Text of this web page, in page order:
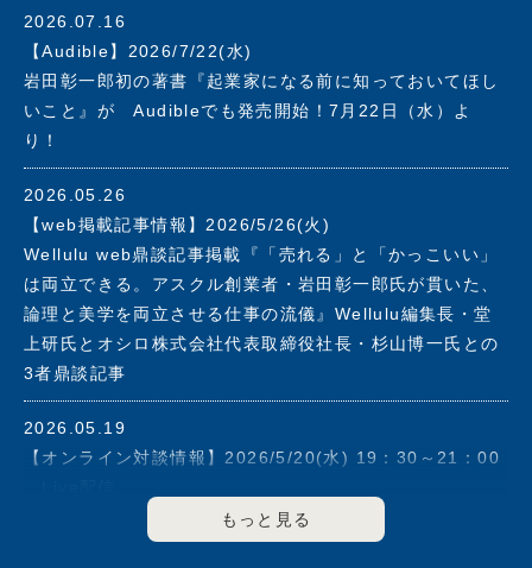
超えたｅコマースサービスまでその事業領域を拡大する。
2019年アスクル社長を退任。同年、株式会社フォース・マ
ーケティングアンドマネージメントを設立。志の高いベン
チャー企業の支援と大企業のイノベーション強化をその使
命とし、これまで培ってきたマーケッター、経営者として
▼その他の役職
イザリーボードメンバー
2003年5月～2008年6月(株)エヌ・ティ・ティ・ドコモ(現
2006年6月～2018年3月(株)資生堂 社外取締役
2020年8月セーフィー(株)社外取締役
2026.07.16
【Audible】2026/7/22(水)
岩田彰一郎初の著書『起業家になる前に知っておいてほし
いこと』が Audibleでも発売開始！7月22日（水）よ
り！
2026.05.26
【web掲載記事情報】2026/5/26(火)
Wellulu web鼎談記事掲載『「売れる」と「かっこいい」
は両立できる。アスクル創業者・岩田彰一郎氏が貫いた、
論理と美学を両立させる仕事の流儀』Wellulu編集長・堂
上研氏とオシロ株式会社代表取締役社長・杉山博一氏との
3者鼎談記事
2026.05.19
【オンライン対談情報】2026/5/20(水) 19：30～21：00
FLAGS 「伊藤羊一が聞く！」#5 ゲスト：岩田彰一郎
著書『起業家になる前に知っておいてほしいこと』オンラ